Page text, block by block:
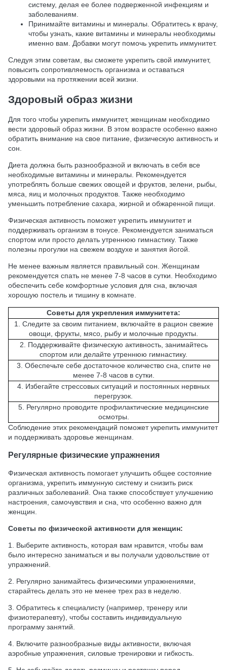
систему, делая ее более подверженной инфекциям и
заболеваниям.
Принимайте витамины и минералы. Обратитесь к врачу,
чтобы узнать, какие витамины и минералы необходимы
именно вам. Добавки могут помочь укрепить иммунитет.
Следуя этим советам, вы сможете укрепить свой иммунитет,
повысить сопротивляемость организма и оставаться
здоровыми на протяжении всей жизни.
Здоровый образ жизни
Для того чтобы укрепить иммунитет, женщинам необходимо
вести здоровый образ жизни. В этом возрасте особенно важно
обратить внимание на свое питание, физическую активность и
сон.
Диета должна быть разнообразной и включать в себя все
необходимые витамины и минералы. Рекомендуется
употреблять больше свежих овощей и фруктов, зелени, рыбы,
мяса, яиц и молочных продуктов. Также необходимо
уменьшить потребление сахара, жирной и обжаренной пищи.
Физическая активность поможет укрепить иммунитет и
поддерживать организм в тонусе. Рекомендуется заниматься
спортом или просто делать утреннюю гимнастику. Также
полезны прогулки на свежем воздухе и занятия йогой.
Не менее важным является правильный сон. Женщинам
рекомендуется спать не менее 7-8 часов в сутки. Необходимо
обеспечить себе комфортные условия для сна, включая
хорошую постель и тишину в комнате.
Советы для укрепления иммунитета:
1. Следите за своим питанием, включайте в рацион свежие
овощи, фрукты, мясо, рыбу и молочные продукты.
2. Поддерживайте физическую активность, занимайтесь
спортом или делайте утреннюю гимнастику.
3. Обеспечьте себе достаточное количество сна, спите не
менее 7-8 часов в сутки.
4. Избегайте стрессовых ситуаций и постоянных нервных
перегрузок.
5. Регулярно проводите профилактические медицинские
осмотры.
Соблюдение этих рекомендаций поможет укрепить иммунитет
и поддерживать здоровье женщинам.
Регулярные физические упражнения
Физическая активность помогает улучшить общее состояние
организма, укрепить иммунную систему и снизить риск
различных заболеваний. Она также способствует улучшению
настроения, самочувствия и сна, что особенно важно для
женщин.
Советы по физической активности для женщин:
1. Выберите активность, которая вам нравится, чтобы вам
было интересно заниматься и вы получали удовольствие от
упражнений.
2. Регулярно занимайтесь физическими упражнениями,
старайтесь делать это не менее трех раз в неделю.
3. Обратитесь к специалисту (например, тренеру или
физиотерапевту), чтобы составить индивидуальную
программу занятий.
4. Включите разнообразные виды активности, включая
аэробные упражнения, силовые тренировки и гибкость.